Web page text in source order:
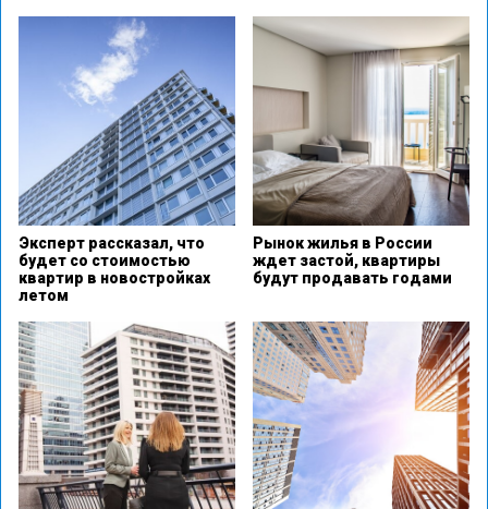
Эксперт рассказал, что
будет со стоимостью
квартир в новостройках
летом
Рынок жилья в России
ждет застой, квартиры
будут продавать годами